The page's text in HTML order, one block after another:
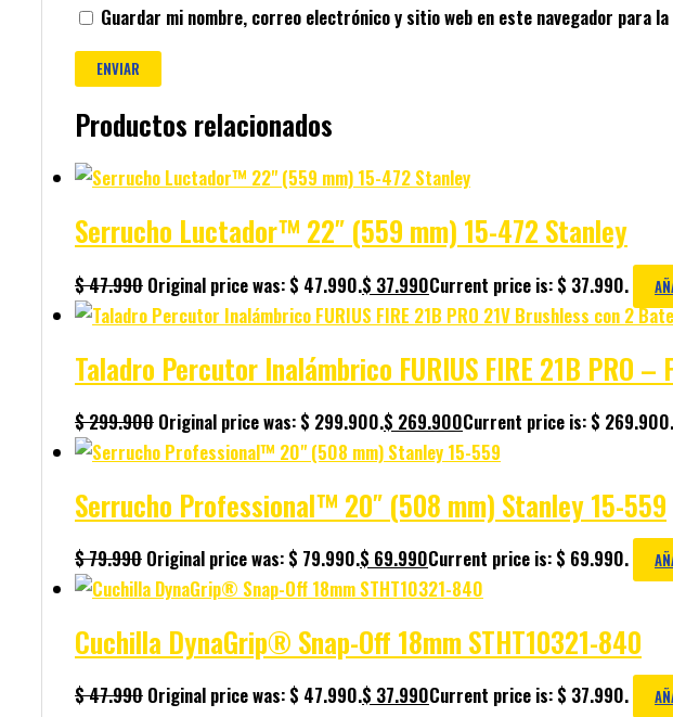
Guardar mi nombre, correo electrónico y sitio web en este navegador para
Productos relacionados
Serrucho Luctador™ 22″ (559 mm) 15-472 Stanley
$47.990 Original price was: $ 47.990.$ 37.990Current price is: $ 37.990.
Taladro Percutor Inalámbrico FURIUS FIRE 21B PRO –
$299.900 Original price was: $ 299.900.$ 269.900Current price is: $ 269.900.
Serrucho Professional™ 20″ (508 mm) Stanley 15-559
$79.990 Original price was: $ 79.990.$ 69.990Current price is: $ 69.990.
Cuchilla DynaGrip® Snap-Off 18mm STHT10321-840
$47.990 Original price was: $ 47.990.$ 37.990Current price is: $ 37.990.